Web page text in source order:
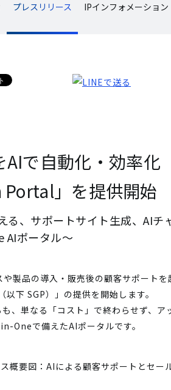
プレスリリース IPインフォメーション
で自動化・効率化
Portal」を提供開始
、サポートサイト生成、AIチ
AIポータル～
製品の導入・販売後の顧客サポート
SGP）」の提供を開始します。
、単なる「コスト」で終わらせず、
Oneで備えたAIポータルです。